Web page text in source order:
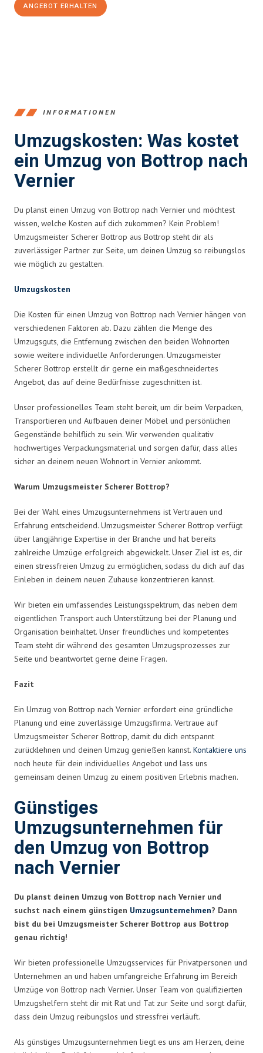
ANGEBOT ERHALTEN
INFORMATIONEN
Umzugskosten: Was kostet
ein Umzug von Bottrop nach
Vernier
Du planst einen Umzug von Bottrop nach Vernier und möchtest
wissen, welche Kosten auf dich zukommen? Kein Problem!
Umzugsmeister Scherer Bottrop aus Bottrop steht dir als
zuverlässiger Partner zur Seite, um deinen Umzug so reibungslos
wie möglich zu gestalten.
Umzugskosten
Die Kosten für einen Umzug von Bottrop nach Vernier hängen von
verschiedenen Faktoren ab. Dazu zählen die Menge des
Umzugsguts, die Entfernung zwischen den beiden Wohnorten
sowie weitere individuelle Anforderungen. Umzugsmeister
Scherer Bottrop erstellt dir gerne ein maßgeschneidertes
Angebot, das auf deine Bedürfnisse zugeschnitten ist.
Unser professionelles Team steht bereit, um dir beim Verpacken,
Transportieren und Aufbauen deiner Möbel und persönlichen
Gegenstände behilflich zu sein. Wir verwenden qualitativ
hochwertiges Verpackungsmaterial und sorgen dafür, dass alles
sicher an deinem neuen Wohnort in Vernier ankommt.
Warum Umzugsmeister Scherer Bottrop?
Bei der Wahl eines Umzugsunternehmens ist Vertrauen und
Erfahrung entscheidend. Umzugsmeister Scherer Bottrop verfügt
über langjährige Expertise in der Branche und hat bereits
zahlreiche Umzüge erfolgreich abgewickelt. Unser Ziel ist es, dir
einen stressfreien Umzug zu ermöglichen, sodass du dich auf das
Einleben in deinem neuen Zuhause konzentrieren kannst.
Wir bieten ein umfassendes Leistungsspektrum, das neben dem
eigentlichen Transport auch Unterstützung bei der Planung und
Organisation beinhaltet. Unser freundliches und kompetentes
Team steht dir während des gesamten Umzugsprozesses zur
Seite und beantwortet gerne deine Fragen.
Fazit
Ein Umzug von Bottrop nach Vernier erfordert eine gründliche
Planung und eine zuverlässige Umzugsfirma. Vertraue auf
Umzugsmeister Scherer Bottrop, damit du dich entspannt
zurücklehnen und deinen Umzug genießen kannst. Kontaktiere uns
noch heute für dein individuelles Angebot und lass uns
gemeinsam deinen Umzug zu einem positiven Erlebnis machen.
Günstiges
Umzugsunternehmen für
den Umzug von Bottrop
nach Vernier
Du planst deinen Umzug von Bottrop nach Vernier und
suchst nach einem günstigen Umzugsunternehmen? Dann
bist du bei Umzugsmeister Scherer Bottrop aus Bottrop
genau richtig!
Wir bieten professionelle Umzugsservices für Privatpersonen und
Unternehmen an und haben umfangreiche Erfahrung im Bereich
Umzüge von Bottrop nach Vernier. Unser Team von qualifizierten
Umzugshelfern steht dir mit Rat und Tat zur Seite und sorgt dafür,
dass dein Umzug reibungslos und stressfrei verläuft.
Als günstiges Umzugsunternehmen liegt es uns am Herzen, deine